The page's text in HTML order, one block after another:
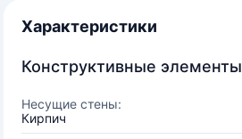
Характеристики
Конструктивные элементы
Несущие стены:
Кирпич